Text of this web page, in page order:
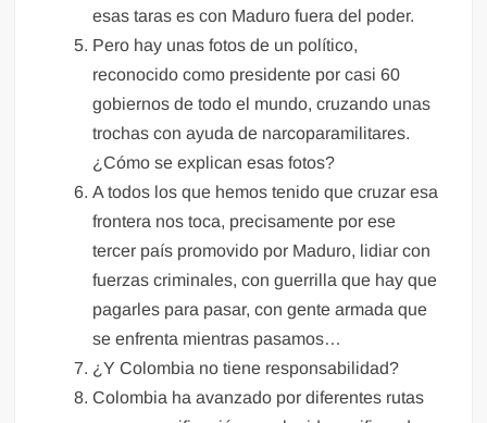
esas taras es con Maduro fuera del poder.
Pero hay unas fotos de un político,
reconocido como presidente por casi 60
gobiernos de todo el mundo, cruzando unas
trochas con ayuda de narcoparamilitares.
¿Cómo se explican esas fotos?
A todos los que hemos tenido que cruzar esa
frontera nos toca, precisamente por ese
tercer país promovido por Maduro, lidiar con
fuerzas criminales, con guerrilla que hay que
pagarles para pasar, con gente armada que
se enfrenta mientras pasamos…
¿Y Colombia no tiene responsabilidad?
Colombia ha avanzado por diferentes rutas